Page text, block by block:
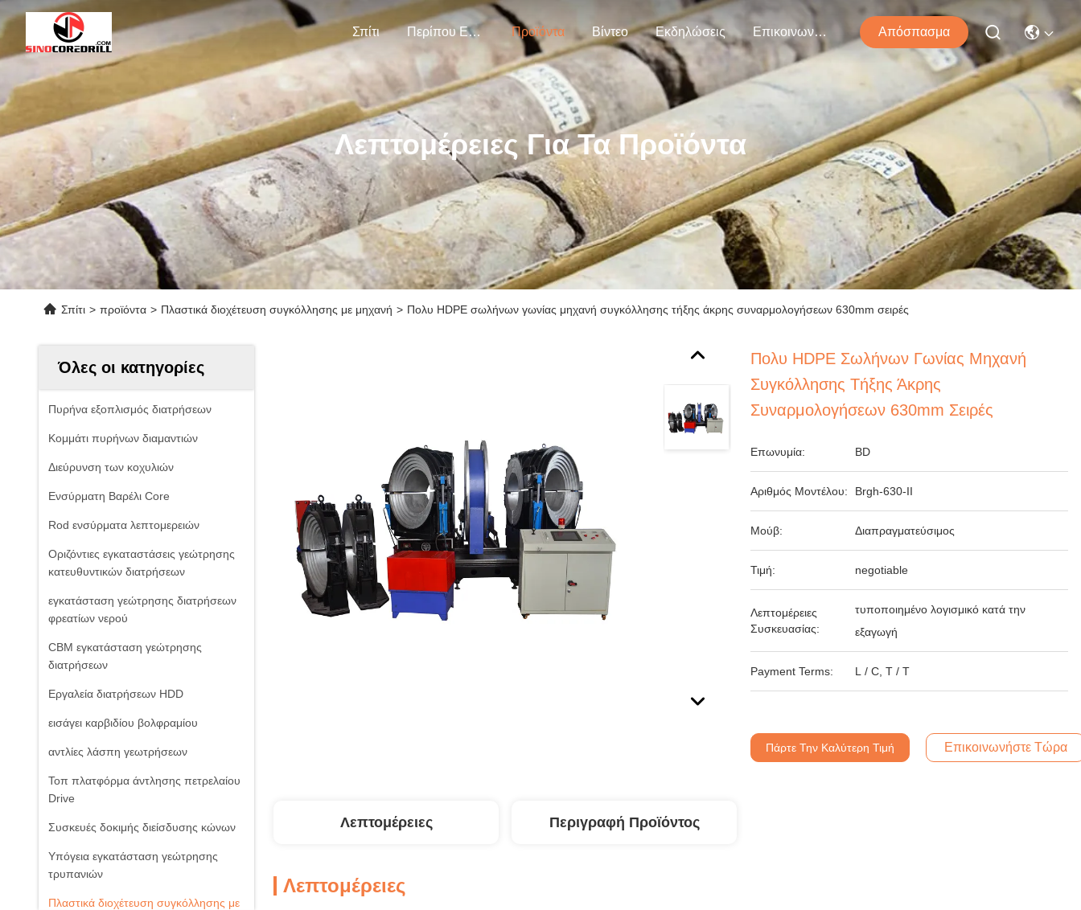
Σπίτι Περίπου Εμείς. Προϊόντα Βίντεο Εκδηλώσεις Επικοινωνήστε Μαζί Μας Απόσπασμα
Λεπτομέρειες Για Τα Προϊόντα
Σπίτι > προϊόντα > Πλαστικά διοχέτευση συγκόλλησης με μηχανή > Πολυ HDPE σωλήνων γωνίας μηχανή συγκόλλησης τήξης άκρης συναρμολογήσεων 630mm σειρές
Όλες οι κατηγορίες
Πυρήνα εξοπλισμός διατρήσεων
Κομμάτι πυρήνων διαμαντιών
Διεύρυνση των κοχυλιών
Ενσύρματη Βαρέλι Core
Rod ενσύρματα λεπτομερειών
Οριζόντιες εγκαταστάσεις γεώτρησης
κατευθυντικών διατρήσεων
εγκατάσταση γεώτρησης διατρήσεων
φρεατίων νερού
CBM εγκατάσταση γεώτρησης
διατρήσεων
Εργαλεία διατρήσεων HDD
εισάγει καρβιδίου βολφραμίου
αντλίες λάσπη γεωτρήσεων
Τοπ πλατφόρμα άντλησης πετρελαίου
Drive
Συσκευές δοκιμής διείσδυσης κώνων
Υπόγεια εγκατάσταση γεώτρησης
τρυπανιών
Πλαστικά διοχέτευση συγκόλλησης με
Πολυ HDPE Σωλήνων Γωνίας Μηχανή
Συγκόλλησης Τήξης Άκρης
Συναρμολογήσεων 630mm Σειρές
Επωνυμία: BD
Αριθμός Μοντέλου: Brgh-630-ΙΙ
Μούβ: Διαπραγματεύσιμος
Τιμή: negotiable
Λεπτομέρειες
Συσκευασίας:
τυποποιημένο λογισμικό κατά την
εξαγωγή
Payment Terms: L / C, T / T
Πάρτε Την Καλύτερη Τιμή Επικοινωνήστε Τώρα
Λεπτομέρειες Περιγραφή Προϊόντος
Λεπτομέρειες